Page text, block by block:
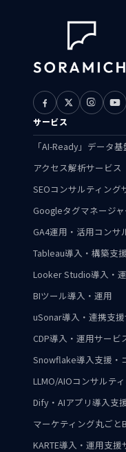
サービス
「AI-Ready」データ
アクセス解析サービス
SEOコンサルティング
Googleタグマネージ
GA4運用・活用コンサ
Tableau導入・構築支
Looker Studio導入・
BIツール導入・運用
uSonar導入・連携支
CDP導入・運用サービ
Snowflake導入支援・
LLMO/AIOコンサルテ
Dify・AIアプリ導入支
マーケティング丸ごと
KARTE導入・運用支援